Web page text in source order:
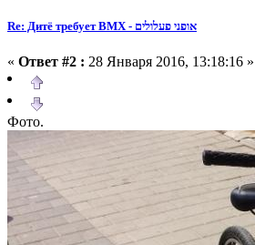
Re: Дитё требует BMX - אופני פעלולים
« Ответ #2 : 28 Января 2016, 13:18:16 »
Фото.